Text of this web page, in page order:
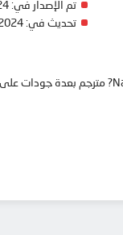
تم الإصدار في:
تحديث في: